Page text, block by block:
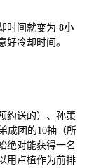
时间就变为 8小
好冷却时间。
送的）、孙策
成团的10抽（所
绝对能获得一名
用卢植作为前排